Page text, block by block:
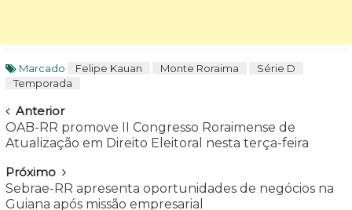
Marcado Felipe Kauan Monte Roraima
Série D
Temporada
Navegar
Anterior
OAB-RR promove II Congresso Roraimense de
Atualização em Direito Eleitoral nesta terça-feira
Próximo
Sebrae-RR apresenta oportunidades de negócios na
Guiana após missão empresarial